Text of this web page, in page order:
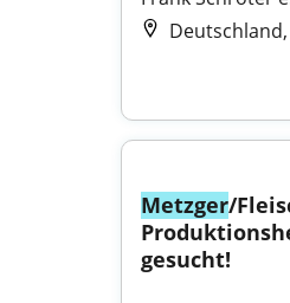
Metzger/
gesucht!